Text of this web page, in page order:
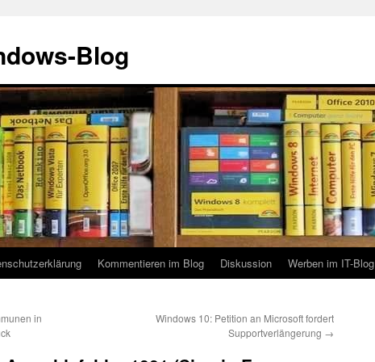
Blog
Kommentieren im Blog Diskussion Werben im IT-Blog
in
Windows 10: Petition an Microsoft fordert
Supportverlängerung →